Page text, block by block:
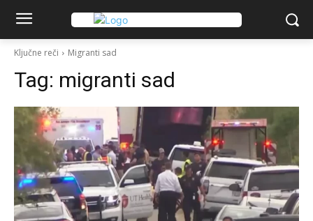
Ključne reči Migranti sad
Tag: migranti sad